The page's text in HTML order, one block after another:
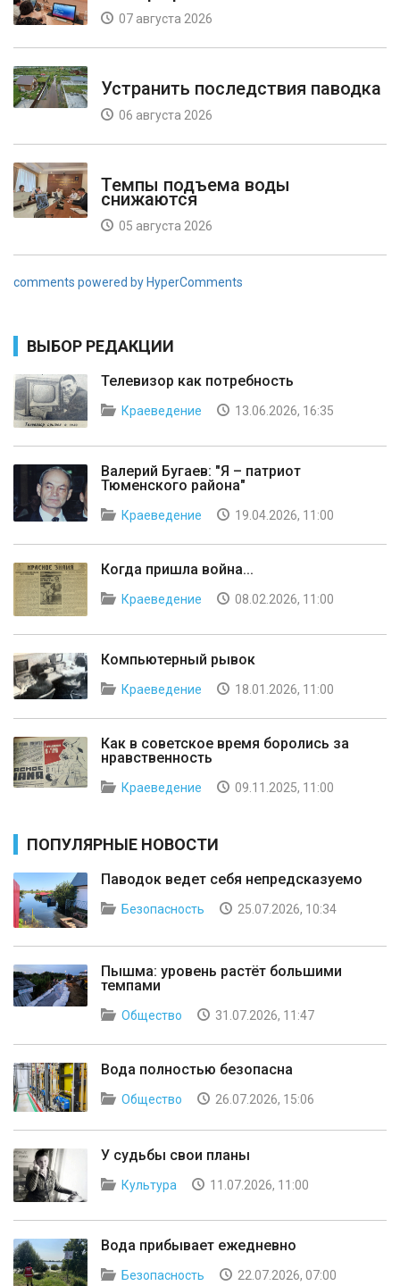
07 августа 2026
Устранить последствия паводка
06 августа 2026
Темпы подъема воды
снижаются
05 августа 2026
comments powered by HyperComments
ВЫБОР РЕДАКЦИИ
Телевизор как потребность
Краеведение 13.06.2026, 16:35
Валерий Бугаев: "Я – патриот
Тюменского района"
Краеведение 19.04.2026, 11:00
Когда пришла война...
Краеведение 08.02.2026, 11:00
Компьютерный рывок
Краеведение 18.01.2026, 11:00
Как в советское время боролись за
нравственность
Краеведение 09.11.2025, 11:00
ПОПУЛЯРНЫЕ НОВОСТИ
Паводок ведет себя непредсказуемо
Безопасность 25.07.2026, 10:34
Пышма: уровень растёт большими
темпами
Общество 31.07.2026, 11:47
Вода полностью безопасна
Общество 26.07.2026, 15:06
У судьбы свои планы
Культура 11.07.2026, 11:00
Вода прибывает ежедневно
Безопасность 22.07.2026, 07:00